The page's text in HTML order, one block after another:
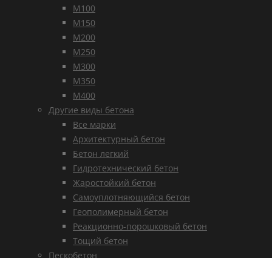
М100
М150
М200
М250
М300
М350
М400
Другие виды бетона
Все марки
Архитектурный бетон
Бетон легкий
Гидротехнический бетон
Жаростойкий бетон
Самоуплотняющийся бетон
Геополимерный бетон
Реакционно-порошковый бетон
Тощий бетон
Пескобетон